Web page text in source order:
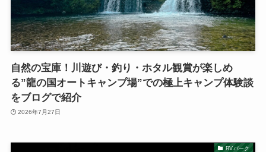
自然の宝庫！川遊び・釣り・ホタル観賞が楽しめ
る”龍の国オートキャンプ場”での極上キャンプ体験談
をブログで紹介
2026年7月27日
RVパーク